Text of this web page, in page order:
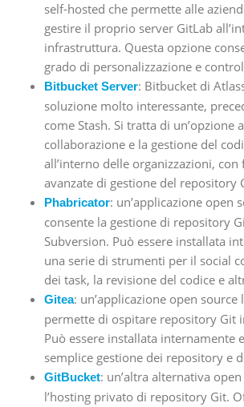
self-hosted che permette alle
gestire il proprio server GitLab
infrastruttura. Questa opzione
grado di personalizzazione e
Bitbucket Server: Bitbucket di
soluzione molto interessante,
come Stash. Si tratta di un’opzione
collaborazione e la gestione del
all’interno delle organizzazioni, con
avanzate di gestione del repository
Phabricator: un’applicazione open
consente la gestione di repository
Subversion. Può essere installata
una serie di strumenti per il social
dei task, la revisione del codice e
Gitea: un’applicazione open source
permette di ospitare repository Git
Può essere installata internamente
semplice gestione dei repository e
GitBucket: un’altra alternativa
l’hosting privato di repository Git.